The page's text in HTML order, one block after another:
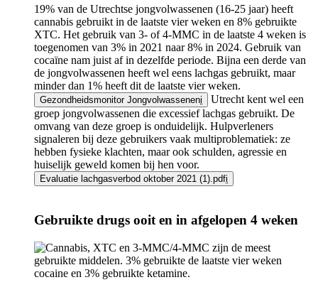
19% van de Utrechtse jongvolwassenen (16-25 jaar) heeft
cannabis gebruikt in de laatste vier weken en 8% gebruikte
XTC. Het gebruik van 3- of 4-MMC in de laatste 4 weken is
toegenomen van 3% in 2021 naar 8% in 2024. Gebruik van
cocaïne nam juist af in dezelfde periode. Bijna een derde van
de jongvolwassenen heeft wel eens lachgas gebruikt, maar
minder dan 1% heeft dit de laatste vier weken.
Gezondheidsmonitor Jongvolwasseneni
Utrecht kent wel een
groep jongvolwassenen die excessief lachgas gebruikt. De
omvang van deze groep is onduidelijk. Hulpverleners
signaleren bij deze gebruikers vaak multiproblematiek: ze
hebben fysieke klachten, maar ook schulden, agressie en
huiselijk geweld komen bij hen voor.
Evaluatie lachgasverbod oktober 2021 (1).pdfi
Gebruikte drugs ooit en in afgelopen 4 weken
Image